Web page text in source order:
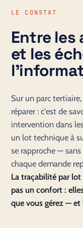
LE CONSTAT
Entre les
et les
Sur un parc
réparer : c'est de
intervention dans
un lot technique à
se rapproche —
chaque demande
La traçabilité par
pas un confort :
que vous gérez —